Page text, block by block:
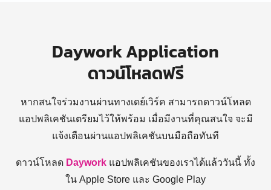
Daywork Application
ดาวน์โหลดฟรี
หากสนใจร่วมงานผ่านทางเดย์เวิร์ค สามารถดาวน์โหลด
แอปพลิเคชันเตรียมไว้ให้พร้อม เมื่อมีงานที่คุณสนใจ จะมี
แจ้งเตือนผ่านแอปพลิเคชันบนมือถือทันที
ดาวน์โหลด Daywork แอปพลิเคชันของเราได้แล้ววันนี้ ทั้ง
ใน Apple Store และ Google Play